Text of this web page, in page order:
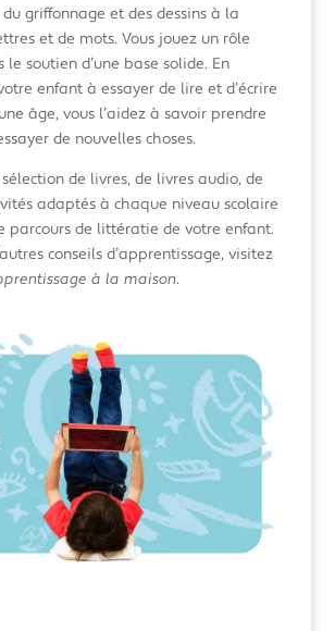
griffonnage et des dessins à la
et de mots. Vous jouez un rôle
soutien d’une base solide. En
enfant à essayer de lire et d’écrire
âge, vous l’aidez à savoir prendre
de nouvelles choses.
de livres, de livres audio, de
adaptés à chaque niveau scolaire
parcours de littératie de votre enfant.
conseils d’apprentissage, visitez
à la maison.